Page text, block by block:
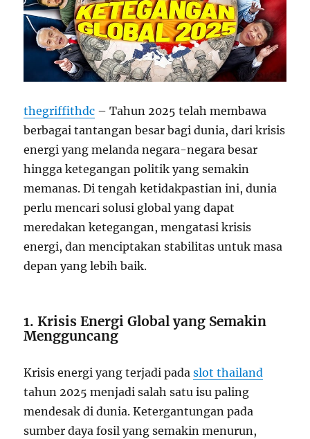
thegriffithdc – Tahun 2025 telah membawa
berbagai tantangan besar bagi dunia, dari krisis
energi yang melanda negara-negara besar
hingga ketegangan politik yang semakin
memanas. Di tengah ketidakpastian ini, dunia
perlu mencari solusi global yang dapat
meredakan ketegangan, mengatasi krisis
energi, dan menciptakan stabilitas untuk masa
depan yang lebih baik.
1. Krisis Energi Global yang Semakin
Mengguncang
Krisis energi yang terjadi padaslot thailand
tahun 2025 menjadi salah satu isu paling
mendesak di dunia. Ketergantungan pada
sumber daya fosil yang semakin menurun,